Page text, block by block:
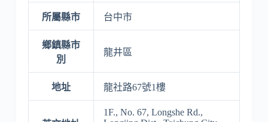
所屬縣市 台中市
鄉鎮縣市
別
龍井區
地址 龍社路67號1樓
1F., No. 67, Longshe Rd.,